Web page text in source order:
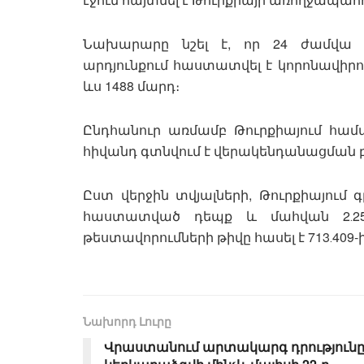
Նախարարը նշել է, որ 24 ժամվա
արդյունքում հաստատվել է
ևս 1488 մարդ։
Ընդհանուր առմամբ Թուրքիայում
հիվանդ գտնվում է վերակենդանացման
Ըստ վերջին տվյալների, Թուրքիայում
հաստատված դեպք և մահվան
թեստավորումների թիվը հասել է 713․409-
Նախորդ Լուրը
Վրաստանում արտակարգ դրությունը